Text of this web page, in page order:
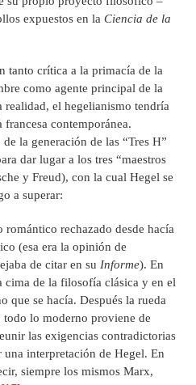
expuestos en la Ciencia de la
tanto crítica a la primacía de la
como agente principal de la
el hegelianismo tendría
contemporánea.
la generación de las “Tres H”
dar lugar a los tres “maestros
y Freud), con la cual Hegel se
a superar:
rechazado desde hacía
(esa era la opinión de
de citar en su Informe). En
cima de la filosofía clásica y en el
que se hacía. Después la rueda
lo moderno proviene de
las exigencias contradictorias
interpretación de Hegel. En
siempre los mismos Marx,